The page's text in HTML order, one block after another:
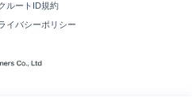
ルートID規約
イバシーポリシー